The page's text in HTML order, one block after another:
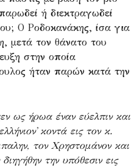
ή διεκτραγωδεί
Ο Ροδοκανάκης, ίσα για
μετά τον θάνατο του
στην οποία
ήταν παρών κατά την
ως ήρωα έναν εύελπιν και
κοντά εις τον κ.
τον Χρηστομάνον και
την υπόθεσιν εις